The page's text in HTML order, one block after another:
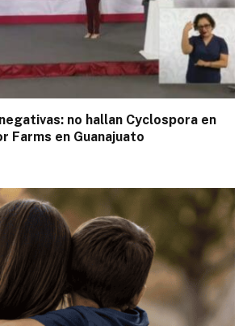
no hallan Cyclospora en
Farms en Guanajuato